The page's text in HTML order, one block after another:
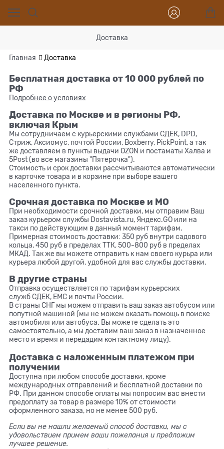
Доставка
Главная Доставка
Бесплатная доставка от 10 000 рублей по
РФ
Подробнее о условиях
Доставка по Москве и в регионы РФ,
включая Крым
Мы сотрудничаем с курьерскими службами СДЕК, DPD,
Cтриж, Аксиомус, почтой России, Boxberry, PickPoint, а так
же доставляем в пункты выдачи OZON и постаматы Халва и
5Post (во все магазины "Пятерочка").
Стоимость и срок доставки рассчитываются автоматически
в карточке товара и в корзине при выборе вашего
населенного пункта.
Срочная доставка по Москве и МО
При необходимости срочной доставки, мы отправим Ваш
заказ курьером службы Dostavista.ru, Яндекс.GO или на
такси по действующим в данный момент тарифам.
Примерная стоимость доставки: 350 руб внутри садового
кольца, 450 руб в пределах ТТК, 500-800 руб в пределах
МКАД. Так же вы можете отправить к нам своего курьра или
курьера любой другой, удобной для вас службы доставки.
В другие страны
Отправка осуществляется по тарифам курьерских
службСДЕК, ЕМС и почты России.
В страны СНГ мы можем отправить ваш заказ автобусом или
попутной машиной (мы не можем оказать помощь в поиске
автомобиля или автобуса. Вы можете сделать это
самостоятельно, а мы доставим ваш заказ в назначенное
место и время и передадим контактному лицу).
Доставка с наложенным платежом при
получении
Доступна при любом способе доставки, кроме
международных отправлений и бесплатной доставки по
РФ. При данном способе оплаты мы попросим вас внести
предоплату за товар в размере 10% от стоимости
оформленного заказа, но не менее 500 руб.
Если вы не нашли желаемый способ доставки, мы с
удовольствием примем ваши пожелания и предложим
лучшее решение.